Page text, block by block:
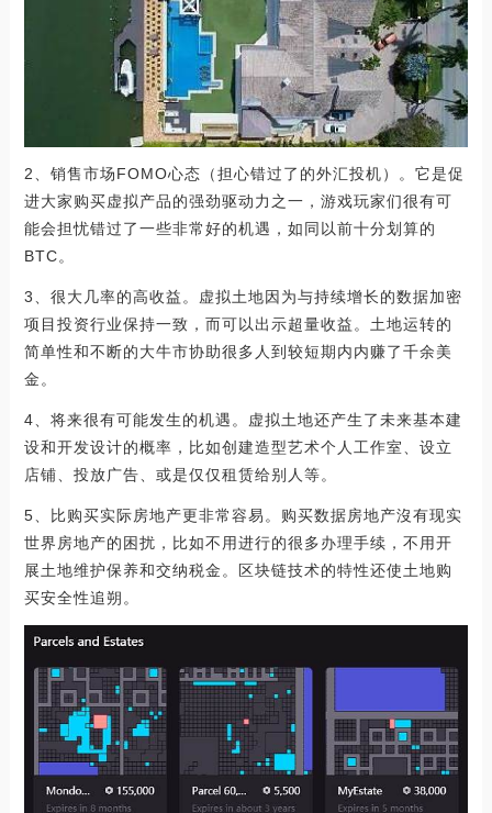
2、销售市场FOMO心态（担心错过了的外汇投机）。它是促
进大家购买虚拟产品的强劲驱动力之一，游戏玩家们很有可
能会担忧错过了一些非常好的机遇，如同以前十分划算的
BTC。
3、很大几率的高收益。虚拟土地因为与持续增长的数据加密
项目投资行业保持一致，而可以出示超量收益。土地运转的
简单性和不断的大牛市协助很多人到较短期内内赚了千余美
金。
4、将来很有可能发生的机遇。虚拟土地还产生了未来基本建
设和开发设计的概率，比如创建造型艺术个人工作室、设立
店铺、投放广告、或是仅仅租赁给别人等。
5、比购买实际房地产更非常容易。购买数据房地产沒有现实
世界房地产的困扰，比如不用进行的很多办理手续，不用开
展土地维护保养和交纳税金。区块链技术的特性还使土地购
买安全性追朔。